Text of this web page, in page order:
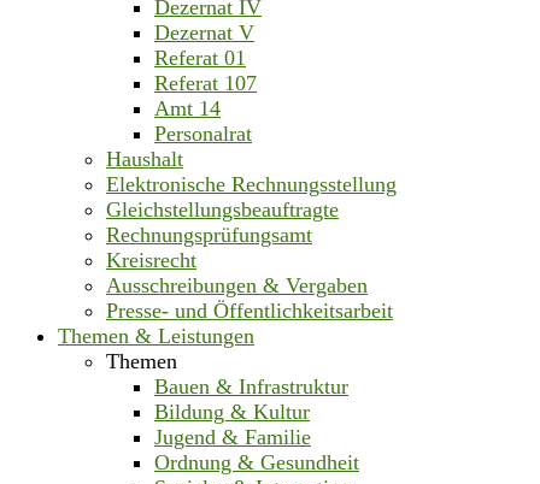
Dezernat IV
Dezernat V
Referat 01
Referat 107
Amt 14
Personalrat
Haushalt
Elektronische Rechnungsstellung
Gleichstellungsbeauftragte
Rechnungsprüfungsamt
Kreisrecht
Ausschreibungen & Vergaben
Presse- und Öffentlichkeitsarbeit
Themen & Leistungen
Themen
Bauen & Infrastruktur
Bildung & Kultur
Jugend & Familie
Ordnung & Gesundheit